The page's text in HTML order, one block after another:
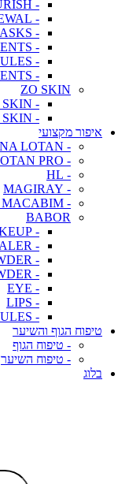
- HYDRATE & NOURISH
- RENEWAL
- MASKS
- PROTECTION COEFFICIENTS
- AMPOULES
- BODY TREATMENTS
ZO SKIN
- ZO SKIN מארזים
- ZO SKIN מוצרים
איפור מקצועי
- ANNA LOTAN
- ANNA LOTAN PRO
- HL
- MAGIRAY
- ON MACABIM
BABOR
- MAKEUP
- 3D FIRMING CONCEALER
- POWDER
- BLUSH & HIGHLIGHT POWDER
- EYE
- LIPS
- AMPOULES
טיפוח הגוף והשיער
- טיפוח הגוף
- טיפוח השיער
בלוג